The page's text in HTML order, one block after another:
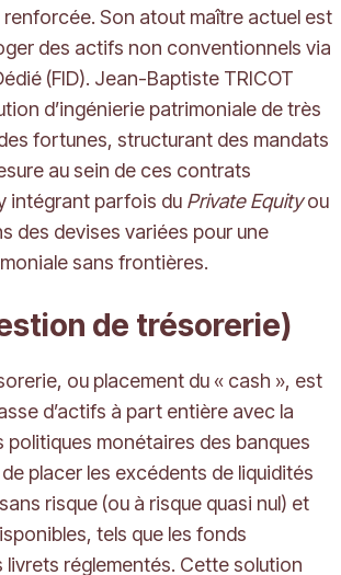
Son atout maître actuel est
des actifs non conventionnels via
(FID). Jean-Baptiste TRICOT
d’ingénierie patrimoniale de très
fortunes, structurant des mandats
au sein de ces contrats
intégrant parfois du Private Equityou
des devises variées pour une
sans frontières.
de trésorerie)
ou placement du « cash », est
d’actifs à part entière avec la
politiques monétaires des banques
de placer les excédents de liquidités
risque (ou à risque quasi nul) et
tels que les fonds
livrets réglementés. Cette solution